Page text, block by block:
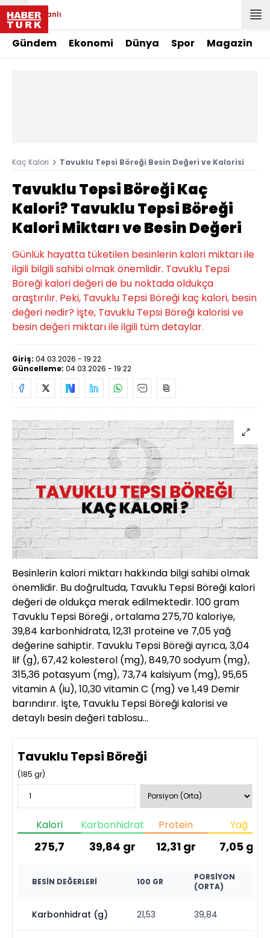
Canlı
Gündem Ekonomi Dünya Spor Magazin
Kaç Kalori Tavuklu Tepsi Böreği Besin Değeri ve Kalorisi
Tavuklu Tepsi Böreği Kaç
Kalori? Tavuklu Tepsi Böreği
Kalori Miktarı ve Besin Değeri
Günlük hayatta tüketilen besinlerin kalori miktarı ile
ilgili bilgili sahibi olmak önemlidir. Tavuklu Tepsi
Böreği kalori değeri de bu noktada oldukça
araştırılır. Peki, Tavuklu Tepsi Böreği kaç kalori, besin
değeri nedir? İşte, Tavuklu Tepsi Böreği kalorisi ve
besin değeri miktarı ile ilgili tüm detaylar.
Giriş: 04.03.2026 - 19:22
Güncelleme: 04.03.2026 - 19:22
Besinlerin kalori miktarı hakkında bilgi sahibi olmak
önemlidir. Bu doğrultuda, Tavuklu Tepsi Böreği kalori
değeri de oldukça merak edilmektedir. 100 gram
Tavuklu Tepsi Böreği , ortalama 275,70 kaloriye,
39,84 karbonhidrata, 12,31 proteine ve 7,05 yağ
değerine sahiptir. Tavuklu Tepsi Böreği ayrıca, 3,04
lif (g), 67,42 kolesterol (mg), 849,70 sodyum (mg),
315,36 potasyum (mg), 73,74 kalsiyum (mg), 95,65
vitamin A (iu), 10,30 vitamin C (mg) ve 1,49 Demir
barındırır. İşte, Tavuklu Tepsi Böreği kalorisi ve
detaylı besin değeri tablosu…
Tavuklu Tepsi Böreği
(185 gr)
Kalori
275,7
Karbonhidrat
39,84 gr
Protein
12,31gr
Yağ
7,05 gr
BESIN DEĞERLERI 100 GR
PORSIYON
(ORTA)
Karbonhidrat (g) 21,53 39,84